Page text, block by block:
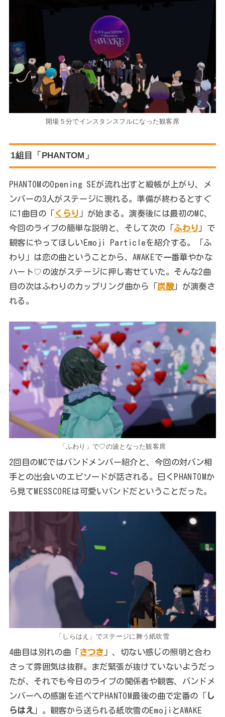
開場５分でインスタンスフルになった観客席
1組目「PHANTOM」
PHANTOMのOpening SEが流れ出すと緞帳が上がり、メ
ンバーの3人がステージに現れる。準備が終わるとすぐ
に1曲目の「 くらり 」が始まる。演奏後には最初のMC、
今回のライブの簡単な説明と、そして次の「ふわり 」で
観客にやってほしいEmoji Particleを紹介する。「ふ
わり」は恋の曲ということから、AWAKEで一番華やかな
ハート♡の波がステージに押し寄せていた。そんな2曲
目の次はふわりのカップリング曲から「炭酸」が演奏さ
れる。
「ふわり」で♡の波となった観客席
2回目のMCではバンドメンバー紹介と、今回の対バン相
手との出会いのエピソードが話される。曰くPHANTOMか
ら見てMESSCOREは可愛いバンドだということだった。
「しらはえ」でステージに舞う紙吹雪
4曲目は別れの曲「 さつき 」、切ない感じの照明と合わ
さって雰囲気は抜群。まだ緊張が抜けていないようだっ
たが、それでも今日のライブの関係者や観客、バンドメ
ンバーへの感謝を述べてPHANTOM最後の曲で定番の「 し
らはえ 」。観客から送られる紙吹雪のEmojiとAWAKE